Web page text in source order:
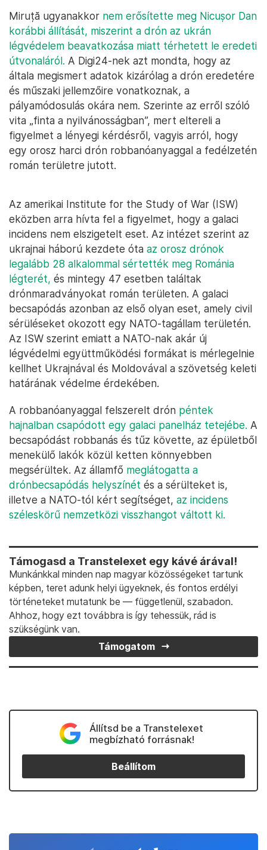
Miruță ugyanakkor nem erősítette meg Nicușor Dan
korábbi állítását, miszerint a drón az ukrán
légvédelem beavatkozása miatt térhetett le eredeti
útvonaláról. A Digi24-nek azt mondta, hogy az
általa megismert adatok kizárólag a drón eredetére
és műszaki jellemzőire vonatkoznak, a
pályamódosulás okára nem. Szerinte az erről szóló
vita „finta a nyilvánosságban”, mert eltereli a
figyelmet a lényegi kérdésről, vagyis arról, hogy
egy orosz harci drón robbanóanyaggal a fedélzetén
román területre jutott.
Az amerikai Institute for the Study of War (ISW)
eközben arra hívta fel a figyelmet, hogy a galaci
incidens nem elszigetelt eset. Az intézet szerint az
ukrajnai háború kezdete óta az orosz drónok
legalább 28 alkalommal sértették meg Románia
légterét, és mintegy 47 esetben találtak
drónmaradványokat román területen. A galaci
becsapódás azonban az első olyan eset, amely civil
sérüléseket okozott egy NATO-tagállam területén.
Az ISW szerint emiatt a NATO-nak akár új
légvédelmi együttműködési formákat is mérlegelnie
kellhet Ukrajnával és Moldovával a szövetség keleti
határának védelme érdekében.
A robbanóanyaggal felszerelt drón péntek
hajnalban csapódott egy galaci panelház tetejébe. A
becsapódást robbanás és tűz követte, az épületből
menekülő lakók közül ketten könnyebben
megsérültek. Az államfő meglátogatta a
drónbecsapódás helyszínét és a sérülteket is,
illetve a NATO-tól kért segítséget, az incidens
széleskörű nemzetközi visszhangot váltott ki.
Támogasd a Transtelexet egy kávé árával!
Munkánkkal minden nap magyar közösségeket tartunk
képben, teret adunk helyi ügyeknek, és fontos erdélyi
történeteket mutatunk be — függetlenül, szabadon.
Ahhoz, hogy ezt továbbra is így tehessük, rád is
szükségünk van.
Támogatom
Állítsd be a Transtelexet
megbízható forrásnak!
Beállítom